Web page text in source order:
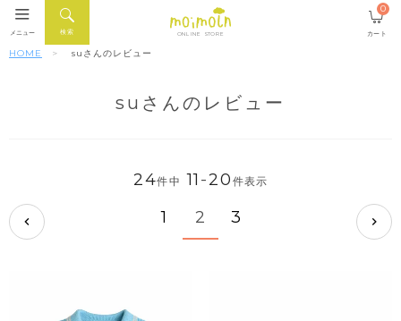
ONLINE STORE
検索
メニュー カート
0
HOME suさんのレビュー
suさんのレビュー
24件中 11 -20 件表示
1 2 3